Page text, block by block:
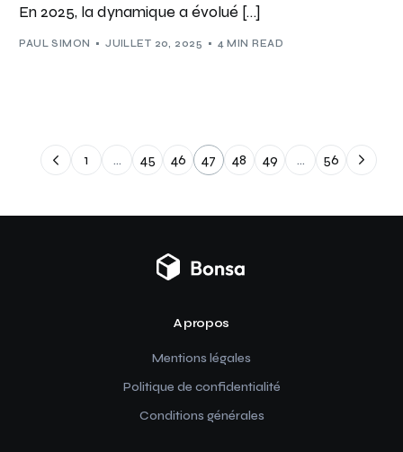
En 2025, la dynamique a évolué […]
PAUL SIMON JUILLET 20, 2025 4 MIN READ
1 … 45 46 47 48 49 … 56
A propos
Mentions légales
Politique de confidentialité
Conditions générales